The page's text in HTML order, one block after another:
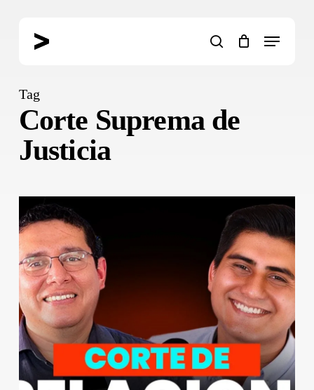
search
Menu
Tag
Corte Suprema de
Justicia